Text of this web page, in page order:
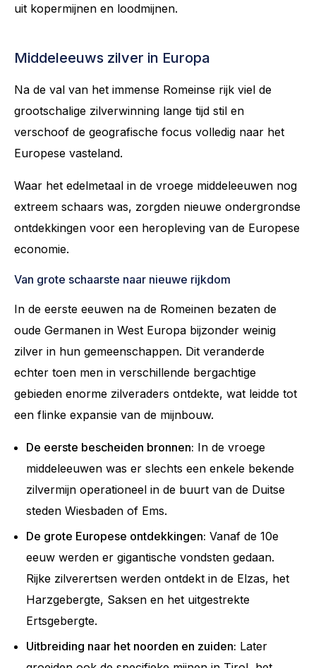
uit kopermijnen en loodmijnen.
Middeleeuws zilver in Europa
Na de val van het immense Romeinse rijk viel de
grootschalige zilverwinning lange tijd stil en
verschoof de geografische focus volledig naar het
Europese vasteland.
Waar het edelmetaal in de vroege middeleeuwen nog
extreem schaars was, zorgden nieuwe ondergrondse
ontdekkingen voor een heropleving van de Europese
economie.
Van grote schaarste naar nieuwe rijkdom
In de eerste eeuwen na de Romeinen bezaten de
oude Germanen in West Europa bijzonder weinig
zilver in hun gemeenschappen. Dit veranderde
echter toen men in verschillende bergachtige
gebieden enorme zilveraders ontdekte, wat leidde tot
een flinke expansie van de mijnbouw.
De eerste bescheiden bronnen: In de vroege
middeleeuwen was er slechts een enkele bekende
zilvermijn operationeel in de buurt van de Duitse
steden Wiesbaden of Ems.
De grote Europese ontdekkingen: Vanaf de 10e
eeuw werden er gigantische vondsten gedaan.
Rijke zilverertsen werden ontdekt in de Elzas, het
Harzgebergte, Saksen en het uitgestrekte
Ertsgebergte.
Uitbreiding naar het noorden en zuiden: Later